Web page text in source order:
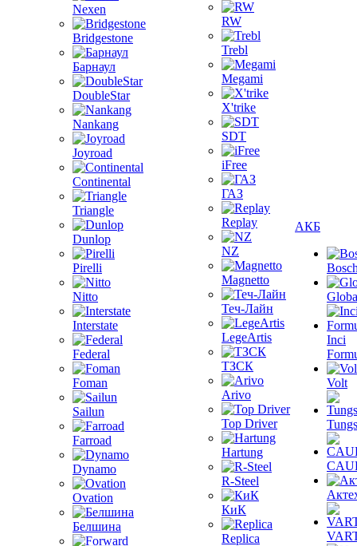
Nexen
Bridgestone
Барнаул
DoubleStar
Nankang
Joyroad
Continental
Triangle
Dunlop
Pirelli
Nitto
Interstate
Federal
Foman
Sailun
Farroad
Dynamo
Ovation
Белшина
RW
Trebl
Megami
X'trike
SDT
iFree
ГАЗ
Replay
NZ
Magnetto
Теч-Лайн
LegeArtis
ТЗСК
Arivo
Top Driver
Hartung
R-Steel
КиК
Replica
АКБ
Inci
Volt